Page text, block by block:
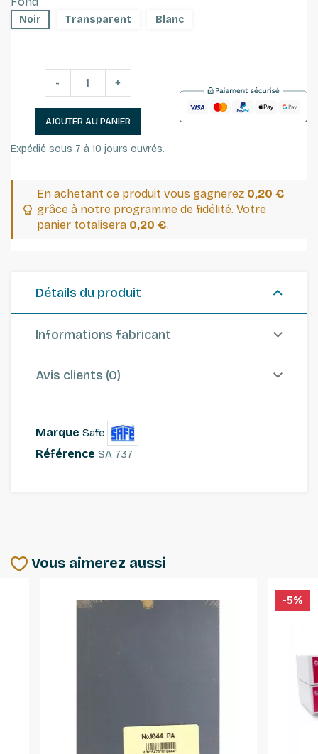
Noir Transparent Blanc
- +
AJOUTER AU PANIER
Expédié sous 7 à 10 jours ouvrés.
En achetant ce produit vous gagnerez 0,20 €
grâce à notre programme de fidélité. Votre
panier totalisera 0,20 €.
Détails du produit
Informations fabricant
Avis clients (0)
Marque Safe
Référence SA 737
Vous aimerez aussi
-5%